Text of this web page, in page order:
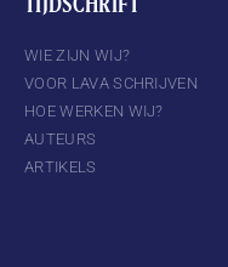
WIE ZIJN WIJ?
VOOR LAVA SCHRIJVEN
HOE WERKEN WIJ?
AUTEURS
ARTIKELS